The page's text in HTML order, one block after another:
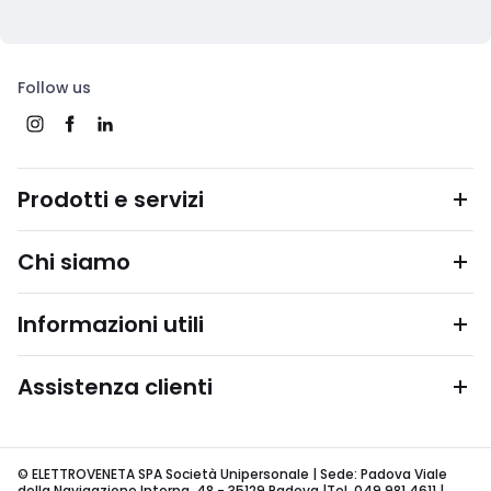
Follow us
Prodotti e servizi
Chi siamo
Informazioni utili
Assistenza clienti
© ELETTROVENETA SPA Società Unipersonale | Sede: Padova Viale